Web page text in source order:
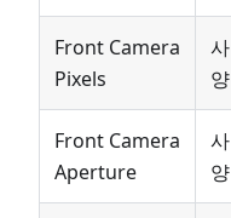
Front Camera
Pixels
사
양
Front Camera
Aperture
사
양